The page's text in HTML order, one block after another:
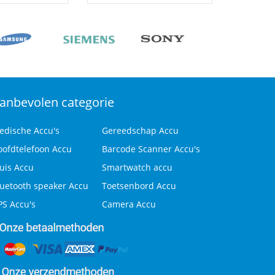
categorie
Accu's
Gereedschap Accu
Accu
Barcode Scanner Accu's
Accu
Smartwatch accu
speaker Accu
Toetsenbord Accu
Accu's
Camera Accu